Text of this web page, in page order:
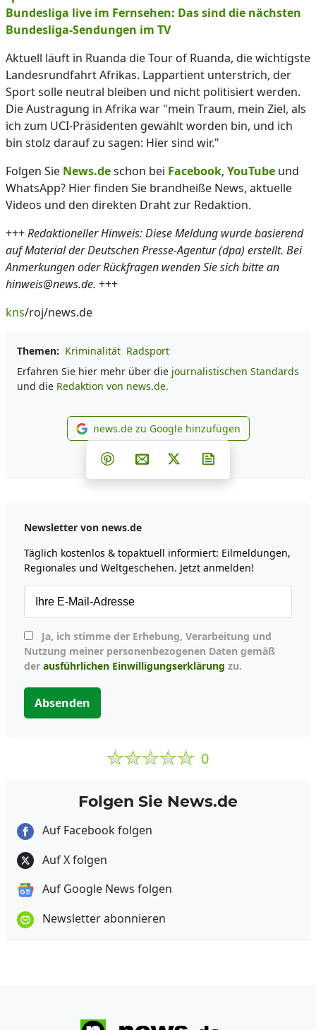
Bundesliga live im Fernsehen: Das sind die nächsten
Bundesliga-Sendungen im TV
Aktuell läuft in Ruanda die Tour of Ruanda, die wichtigste
Landesrundfahrt Afrikas. Lappartient unterstrich, der
Sport solle neutral bleiben und nicht politisiert werden.
Die Austragung in Afrika war "mein Traum, mein Ziel, als
ich zum UCI-Präsidenten gewählt worden bin, und ich
bin stolz darauf zu sagen: Hier sind wir."
Folgen Sie News.deschon bei Facebook, YouTube und
WhatsApp? Hier finden Sie brandheiße News, aktuelle
Videos und den direkten Draht zur Redaktion.
+++Redaktioneller Hinweis: Diese Meldung wurde basierend
auf Material der Deutschen Presse-Agentur (dpa) erstellt. Bei
Anmerkungen oder Rückfragen wenden Sie sich bitte an
hinweis@news.de. +++
kns/roj/news.de
Themen: Kriminalität Radsport
Erfahren Sie hier mehr über die journalistischen Standards
und die Redaktion von news.de.
news.de zu Google
news.de zu Google hinzufügen
Teilen auf Facebook
Teilen auf Whatsapp
Teilen auf Telegram
Teilen auf Pinterest
Per E-Mail teilen
Post auf X
Newsletter von news.de
Täglich kostenlos & topaktuell informiert: Eilmeldungen,
Regionales und Weltgeschehen. Jetzt anmelden!
Nutzung meiner personenbezogenen Daten gemäß
der ausführlichen Einwilligungserklärung zu.
Absenden
0
Folgen Sie News.de
Auf Facebook folgen
Auf X folgen
Auf Google News folgen
Newsletter abonnieren